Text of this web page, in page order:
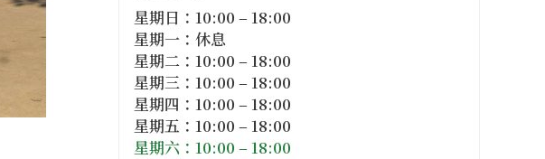
星期日：10:00 – 18:00
星期一：休息
星期二：10:00 – 18:00
星期三：10:00 – 18:00
星期四：10:00 – 18:00
星期五：10:00 – 18:00
星期六：10:00 – 18:00